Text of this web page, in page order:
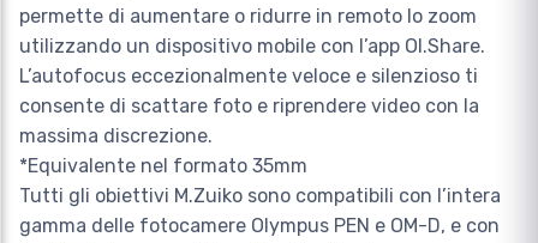
permette di aumentare o ridurre in remoto lo zoom
utilizzando un dispositivo mobile con l’app OI.Share.
L’autofocus eccezionalmente veloce e silenzioso ti
consente di scattare foto e riprendere video con la
massima discrezione.
*Equivalente nel formato 35mm
Tutti gli obiettivi M.Zuiko sono compatibili con l’intera
gamma delle fotocamere Olympus PEN e OM-D, e con